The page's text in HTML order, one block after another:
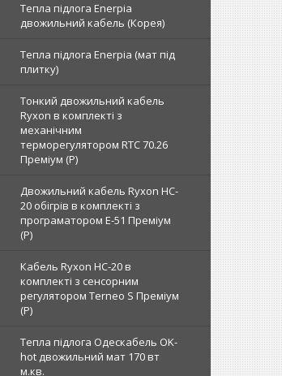
Тепла підлога Enerpia
двожильний кабель (Корея)
Тепла підлога Enerpia (мат під
плитку)
Тонкий двожильний кабель
Ryxon в комплекті з
механічним
терморегулятором RTC 70.26
Преміум (Р)
Двожильний кабель Ryxon HC-
20 обігрів в комплекті з
програматором E-51 Преміум
(Р)
Кабель Ryxon HC-20 в
комплекті з сенсорним
регулятором Terneo S Преміум
(Р)
Тепла підлога Одескабель OK-
hot двожильний мат 170 вт
м.кв.